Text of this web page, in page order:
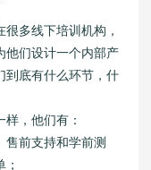
多线下培训机构，
他们设计一个内部产
到底有什么环节，什
，他们有：
售前支持和学前测